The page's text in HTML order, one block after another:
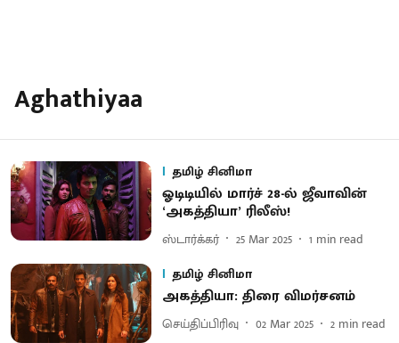
Aghathiyaa
தமிழ் சினிமா
ஓடிடியில் மார்ச் 28-ல் ஜீவாவின்
‘அகத்தியா’ ரிலீஸ்!
ஸ்டார்க்கர் 25 Mar 2025 1 min read
தமிழ் சினிமா
அகத்தியா: திரை விமர்சனம்
செய்திப்பிரிவு 02 Mar 2025 2 min read